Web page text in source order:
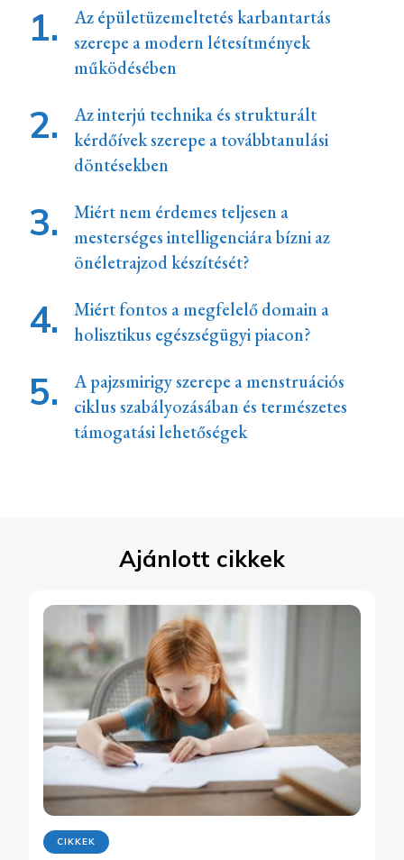
Az épületüzemeltetés karbantartás
szerepe a modern létesítmények
működésében
Az interjú technika és strukturált
kérdőívek szerepe a továbbtanulási
döntésekben
Miért nem érdemes teljesen a
mesterséges intelligenciára bízni az
önéletrajzod készítését?
Miért fontos a megfelelő domain a
holisztikus egészségügyi piacon?
A pajzsmirigy szerepe a menstruációs
ciklus szabályozásában és természetes
támogatási lehetőségek
Ajánlott cikkek
CIKKEK